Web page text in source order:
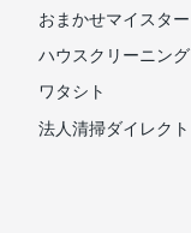
おまかせマイスター
ハウスクリーニング
ワタシト
法人清掃ダイレクト